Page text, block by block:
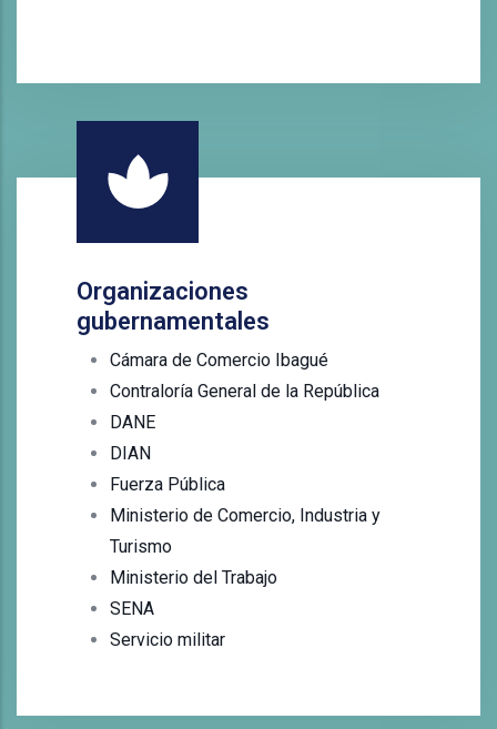
Organizaciones
gubernamentales
Cámara de Comercio Ibagué
Contraloría General de la República
DANE
DIAN
Fuerza Pública
Ministerio de Comercio, Industria y
Turismo
Ministerio del Trabajo
SENA
Servicio militar